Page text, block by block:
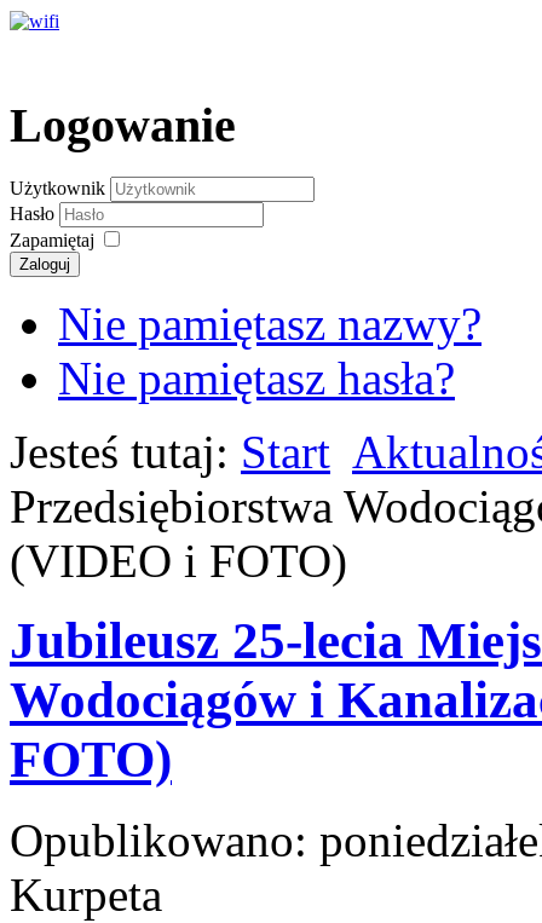
Logowanie
Użytkownik
Hasło
Zapamiętaj
Zaloguj
Nie pamiętasz nazwy?
Nie pamiętasz hasła?
Jesteś tutaj: Start
Przedsiębiorstwa
(VIDEO i FOTO)
Jubileusz 25-lecia
Wodociągów i
FOTO)
Opublikowano:
Kurpeta